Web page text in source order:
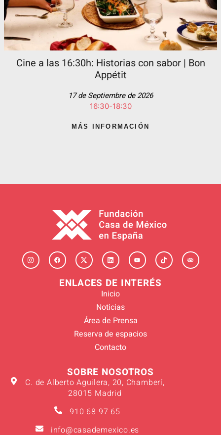
Cine a las 16:30h: Historias con sabor | Bon
Appétit
17 de Septiembre de 2026
16:30-18:30
MÁS INFORMACIÓN
ENLACES DE INTERÉS
Inicio
Noticias
Área de Prensa
Reserva de espacios
Contacto
SOBRE NOSOTROS
C. de Alberto Aguilera, 20, Chamberí,
28015 Madrid
910 68 97 65
info@casademexico.es